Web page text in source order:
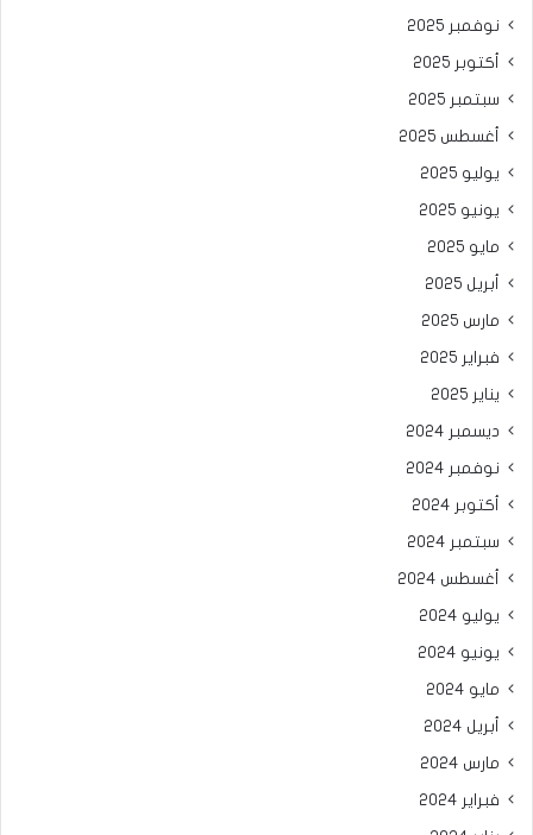
نوفمبر 2025
أكتوبر 2025
سبتمبر 2025
أغسطس 2025
يوليو 2025
يونيو 2025
مايو 2025
أبريل 2025
مارس 2025
فبراير 2025
يناير 2025
ديسمبر 2024
نوفمبر 2024
أكتوبر 2024
سبتمبر 2024
أغسطس 2024
يوليو 2024
يونيو 2024
مايو 2024
أبريل 2024
مارس 2024
فبراير 2024